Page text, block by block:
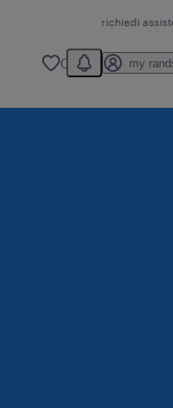
richiedi
0 You have 0
my